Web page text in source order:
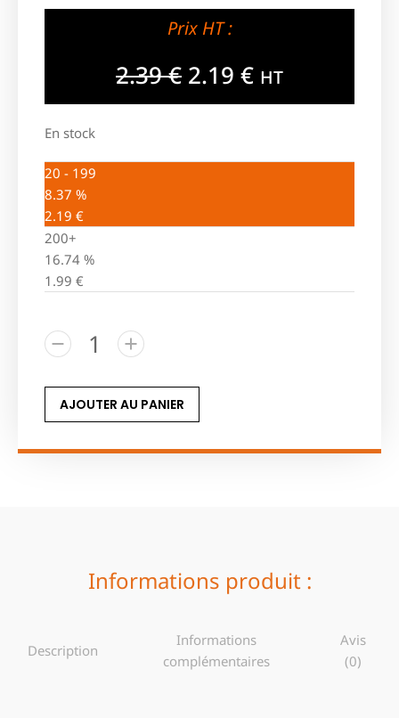
Prix HT :
2.39€ 2.19 € HT
En stock
20 - 199
8.37 %
2.19 €
200+
16.74 %
1.99 €
AJOUTER AU PANIER
Informations produit :
Description
Informations
complémentaires
Avis
(0)